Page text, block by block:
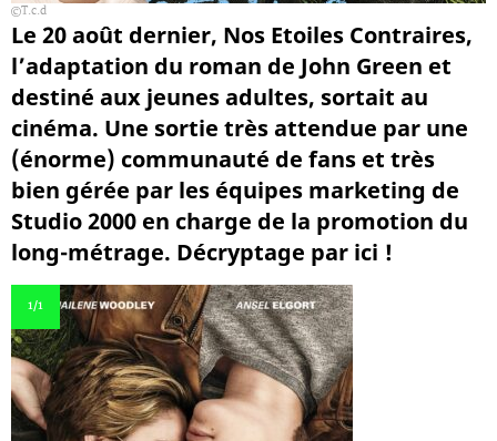
T.c.d
Le 20 août dernier, Nos Etoiles Contraires,
l’adaptation du roman de John Green et
destiné aux jeunes adultes, sortait au
cinéma. Une sortie très attendue par une
(énorme) communauté de fans et très
bien gérée par les équipes marketing de
Studio 2000 en charge de la promotion du
long-métrage. Décryptage par ici !
1/1